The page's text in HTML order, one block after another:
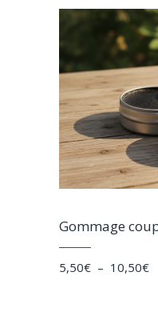
Gommage
5,50€ – 10,50€